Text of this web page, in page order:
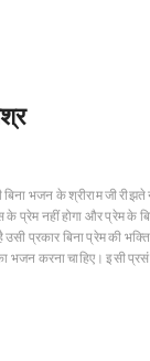
भजन के श्रीराम जी
प्रेम नहीं होगा और प्रेम के
प्रकार बिना प्रेम की
भजन करना चाहिए। इसी